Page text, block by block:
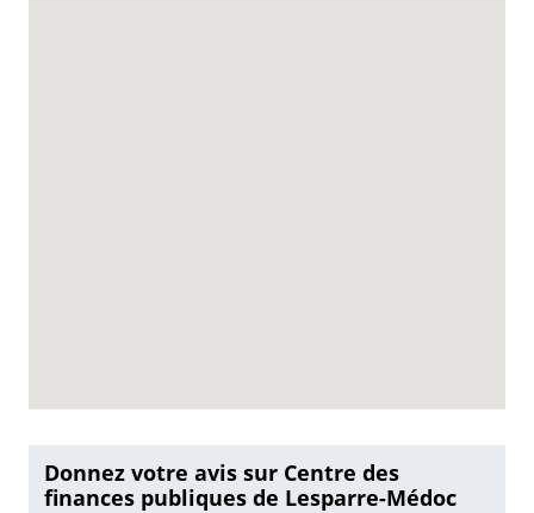
Donnez votre avis sur Centre des
finances publiques de Lesparre-Médoc